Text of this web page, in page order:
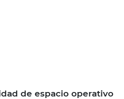
de espacio operativo